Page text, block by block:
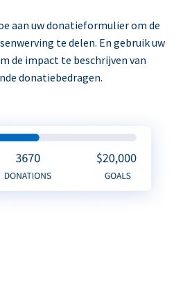
aan uw donatieformulier om de
te delen. En gebruik uw
de impact te beschrijven van
donatiebedragen.